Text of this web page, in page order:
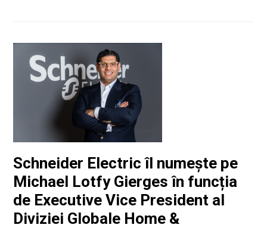
Schneider Electric îl numește pe
Michael Lotfy Gierges în funcția
de Executive Vice President al
Diviziei Globale Home &